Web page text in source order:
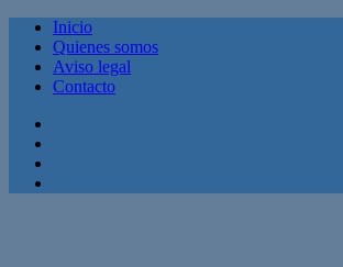
Inicio
Quienes somos
Aviso legal
Contacto